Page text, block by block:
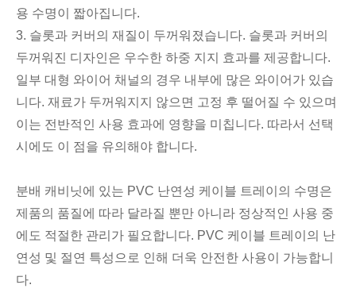
용 수명이 짧아집니다.
3. 슬롯과 커버의 재질이 두꺼워졌습니다. 슬롯과 커버의
두꺼워진 디자인은 우수한 하중 지지 효과를 제공합니다.
일부 대형 와이어 채널의 경우 내부에 많은 와이어가 있습
니다. 재료가 두꺼워지지 않으면 고정 후 떨어질 수 있으며
이는 전반적인 사용 효과에 영향을 미칩니다. 따라서 선택
시에도 이 점을 유의해야 합니다.
분배 캐비닛에 있는 PVC 난연성 케이블 트레이의 수명은
제품의 품질에 따라 달라질 뿐만 아니라 정상적인 사용 중
에도 적절한 관리가 필요합니다. PVC 케이블 트레이의 난
연성 및 절연 특성으로 인해 더욱 안전한 사용이 가능합니
다.